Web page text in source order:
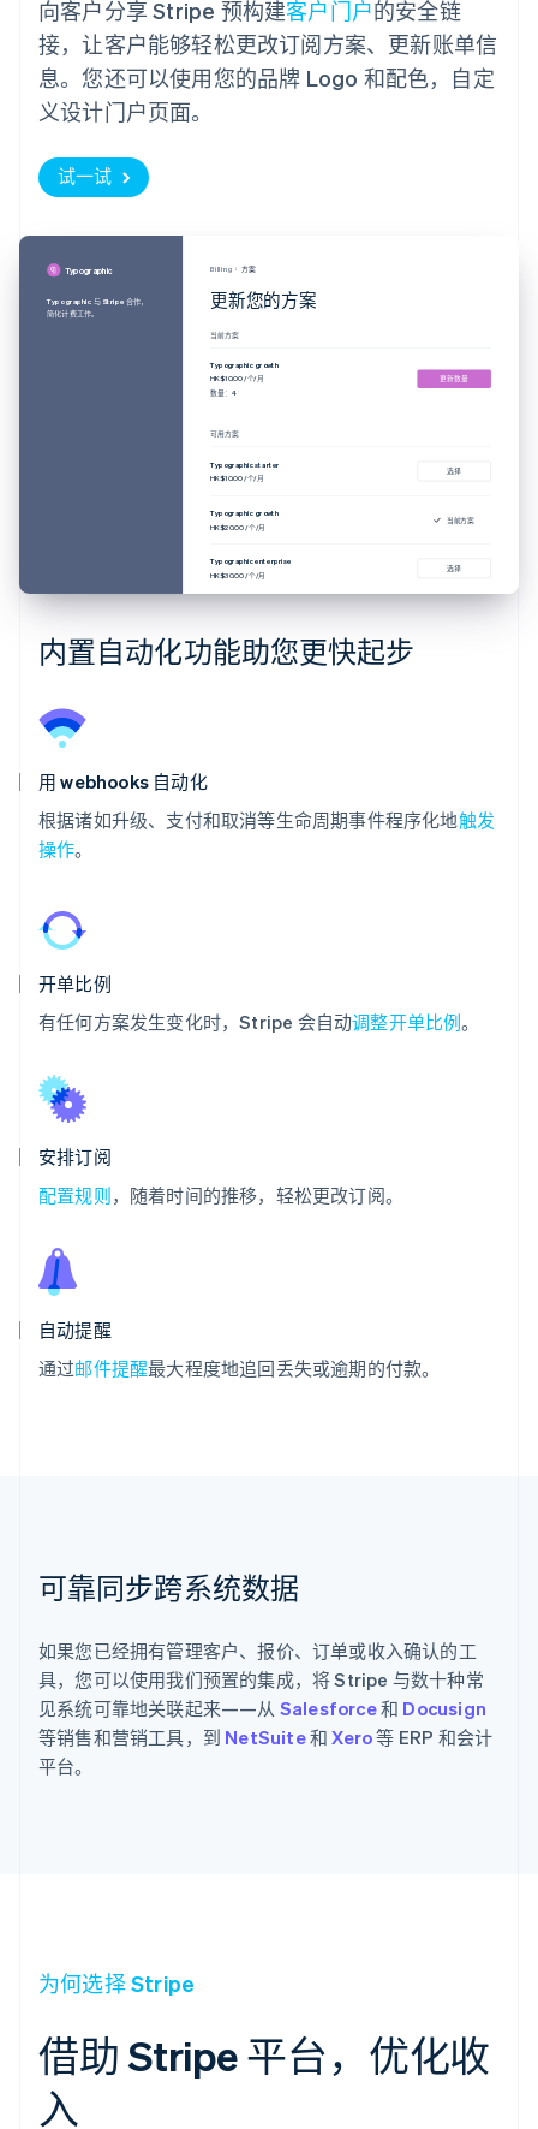
向客户分享 Stripe 预构建客户门户的安全链
接，让客户能够轻松更改订阅方案、更新账单信
息。您还可以使用您的品牌 Logo 和配色，自定
义设计门户页面。
试一试
Typographic
Typographic 与 Stripe 合作，
简化计费工作。
Billing 方案
更新您的方案
当前方案
Typographic growth
HK$10.00 /个/月
数量：4
更新数量
可用方案
Typographic starter
HK$10.00 /个/月
选择
Typographic growth
HK$20.00 /个/月
当前方案
Typographic enterprise
HK$30.00 /个/月
选择
内置自动化功能助您更快起步
用 webhooks 自动化
根据诸如升级、支付和取消等生命周期事件程序化地触发
操作。
开单比例
有任何方案发生变化时，Stripe 会自动调整开单比例。
安排订阅
配置规则，随着时间的推移，轻松更改订阅。
自动提醒
通过邮件提醒最大程度地追回丢失或逾期的付款。
可靠同步跨系统数据
如果您已经拥有管理客户、报价、订单或收入确认的工
具，您可以使用我们预置的集成，将 Stripe 与数十种常
见系统可靠地关联起来——从 Salesforce和 Docusign
等销售和营销工具，到 NetSuite和Xero等 ERP 和会计
平台。
为何选择 Stripe
借助 Stripe 平台，优化收
入